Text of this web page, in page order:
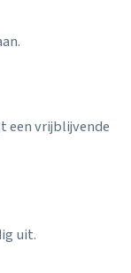
een vrijblijvende
uit.